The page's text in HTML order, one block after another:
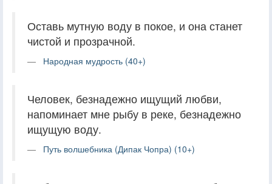
Оставь мутную воду в покое, и она станет
чистой и прозрачной.
Народная мудрость (40+)
Человек, безнадежно ищущий любви,
напоминает мне рыбу в реке, безнадежно
ищущую воду.
Путь волшебника (Дипак Чопра) (10+)